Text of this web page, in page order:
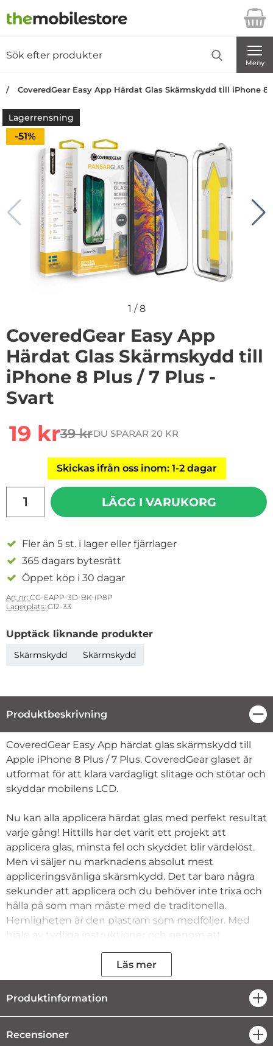
Startsidan för Danira Telecom AB
Meny
CoveredGear Easy App Härdat Glas Skärmskydd till iPhone 8
Lagerrensning
Priset är nedsatt med
-51%
1 /8
CoveredGear Easy App
Härdat Glas Skärmskydd till
iPhone 8 Plus / 7 Plus -
Svart
rea pris
19 krtidigare pris
39 krDU SPARAR 20 KR
Skickas ifrån oss inom: 1-2 dagar
LÄGG I VARUKORG
Fler än 5 st. i lager eller fjärrlager
365 dagars bytesrätt
Öppet köp i 30 dagar
Art nr: CG-EAPP-3D-BK-IP8P
Lagerplats: G12-33
Upptäck liknande produkter
Skärmskydd Skärmskydd
Produktbeskrivning
Produktbeskrivning
CoveredGear Easy App härdat glas skärmskydd till
Apple iPhone 8 Plus / 7 Plus. CoveredGear glaset är
utformat för att klara vardagligt slitage och stötar och
skyddar mobilens LCD.
Nu kan alla applicera härdat glas med perfekt resultat
varje gång! Hittills har det varit ett projekt att
applicera glas, minsta fel och skyddet blir värdelöst.
Men vi säljer nu marknadens absolut mest
appliceringsvänliga skärsmkydd. Det tar bara några
sekunder att applicera och du behöver inte trixa och
hålla på som man måste med de traditonella.
Hemligheten är den plastram som medföljer. Med
hjälp av tydliga instruktioner och genom att
perfekt resultat på några sekunder.
tryckkänslighet
-Enkel applicering (easy app)
-Starkare än vanlig PET film
Läs mer
Produktinformation
Recensioner